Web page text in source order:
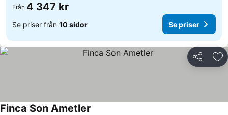
Från 4 347 kr
Se priser från 10 sidor Se priser
Dela
Finca Son Ametler